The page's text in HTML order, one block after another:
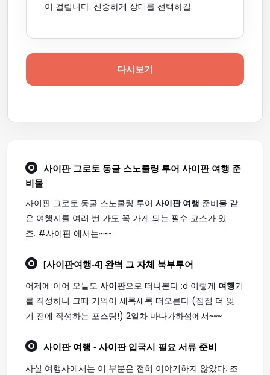
이 걸립니다. 신중하게 상대를 선택하길.
다시보기
사이판 그로토 동굴 스노쿨링 투어 사이판 여행 준
비물
사이판 그로토 동굴 스노쿨링 투어 사이판 여행 준비물 같
은 여행지를 여러 번 가도 꼭 가게 되는 필수 코스가 있
죠. #사이판 에서는~~~
[사이판여행-4] 완벽 그 자체 북부투어
어제에 이어 오늘도 사이판으로 떠나본다 :d 이렇게 여행기
를 작성하니 그때 기억이 새록새록 떠오른다 (점점 더 잊
기 전에 작성하는 포스팅!) 2일차 마나가하섬에서~~~
사이판 여행 - 사이판 입국시 필요 서류 준비
사실 여행사에서는 이 부분은 전혀 이야기하지 않았다. 조